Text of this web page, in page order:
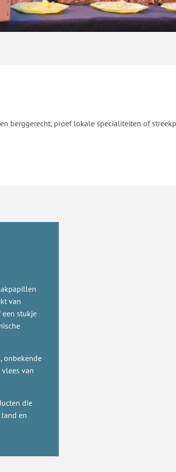
berggerecht, proef lokale specialiteiten of
van
stukje
onbekende
van
die
en